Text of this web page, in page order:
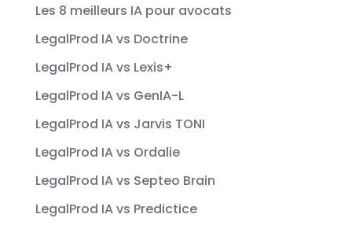
Les 8 meilleurs IA pour avocats
LegalProd IA vs Doctrine
LegalProd IA vs Lexis+
LegalProd IA vs GenIA-L
LegalProd IA vs Jarvis TONI
LegalProd IA vs Ordalie
LegalProd IA vs Septeo Brain
LegalProd IA vs Predictice